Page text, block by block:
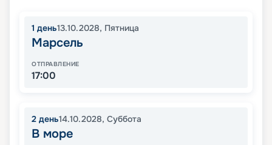
1 день13.10.2028, Пятница
Марсель
ОТПРАВЛЕНИЕ
17:00
2 день14.10.2028, Суббота
В море